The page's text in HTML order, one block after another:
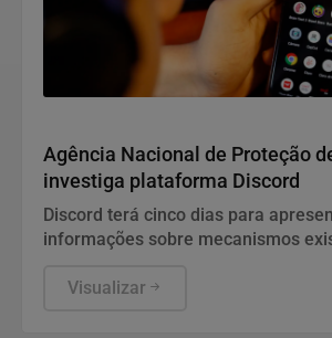
Agência Nacional de Proteção
investiga plataforma Discord
Discord terá cinco dias para
informações sobre mecanismos
crianças e adolescentes, informou a
Visualizar